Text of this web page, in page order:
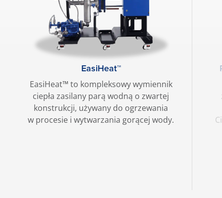
EasiHeat™
EasiHeat™ to kompleksowy wymiennik
ciepła zasilany parą wodną o zwartej
konstrukcji, używany do ogrzewania
w procesie i wytwarzania gorącej wody.